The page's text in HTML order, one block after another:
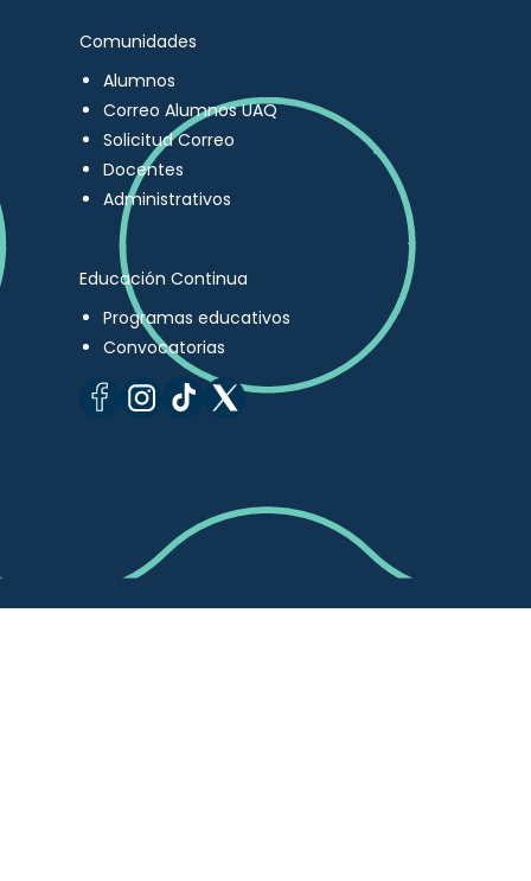
Comunidades
Alumnos
Correo Alumnos UAQ
Solicitud Correo
Docentes
Administrativos
Educación Continua
Programas educativos
Convocatorias